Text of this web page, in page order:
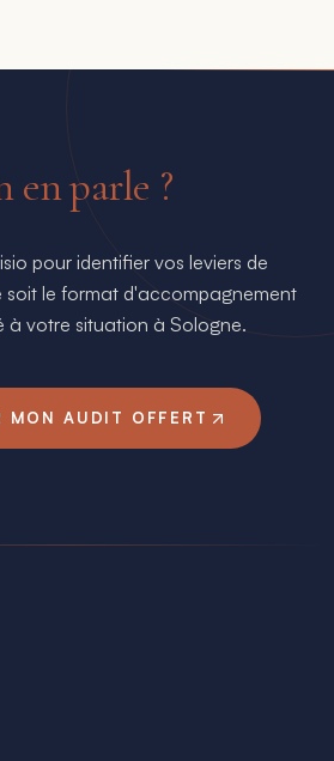
en parle ?
pour identifier vos leviers de
soit le format d'accompagnement
à votre situation à Sologne.
MON AUDIT OFFERT